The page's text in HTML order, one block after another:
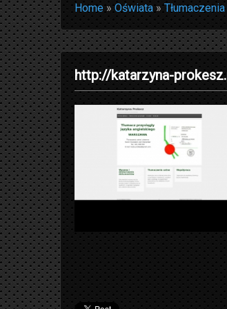
Home»Oświata»Tłumaczenia
http://katarzyna-